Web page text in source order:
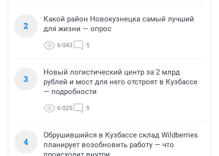
2
Какой район Новокузнецка самый лучший
для жизни — опрос
6 043 5
3
Новый логистический центр за 2 млрд
рублей и мост для него отстроят в Кузбассе
— подробности
6 025 5
4
Обрушившийся в Кузбассе склад Wildberries
планирует возобновить работу — что